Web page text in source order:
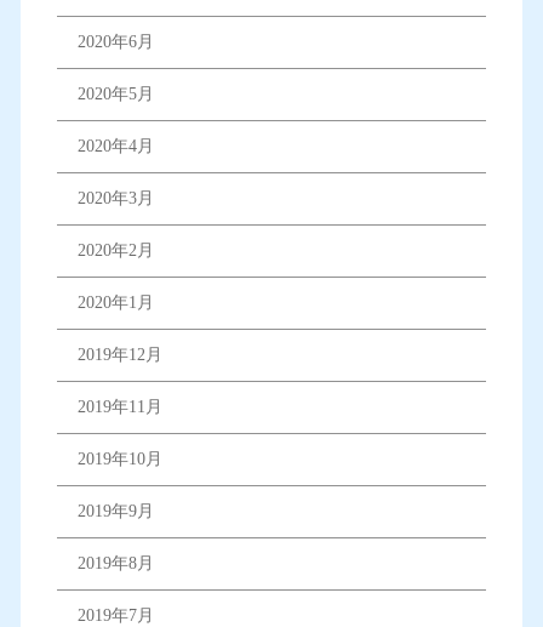
2020年6月
2020年5月
2020年4月
2020年3月
2020年2月
2020年1月
2019年12月
2019年11月
2019年10月
2019年9月
2019年8月
2019年7月